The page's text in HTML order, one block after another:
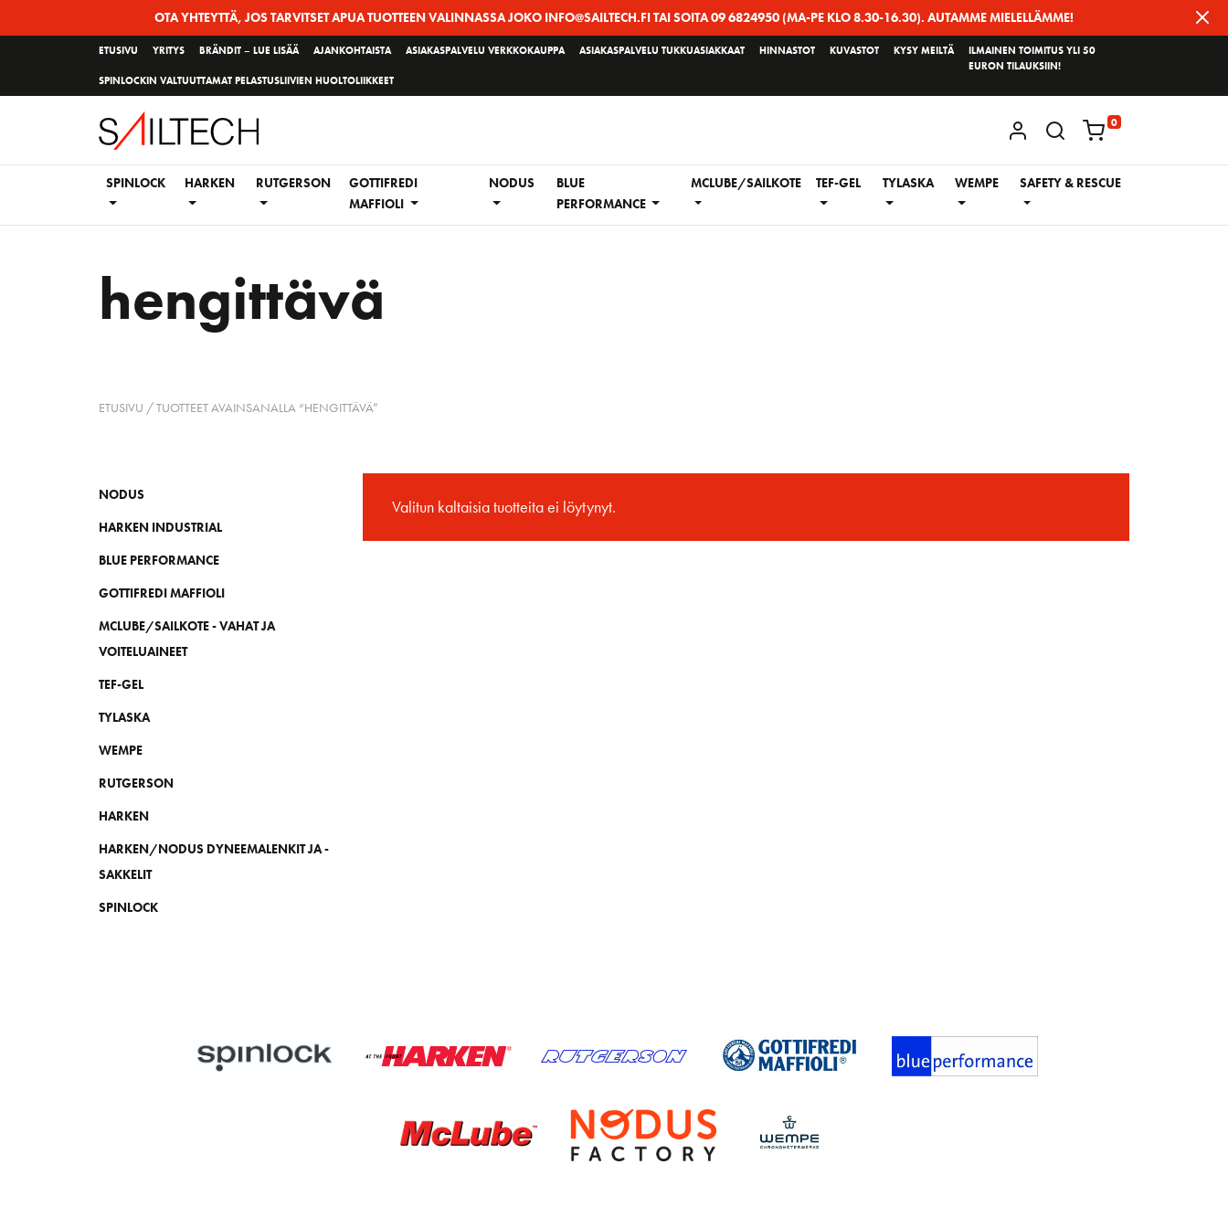
OTA YHTEYTTÄ, JOS TARVITSET APUA TUOTTEEN VALINNASSA JOKO INFO@SAILTECH.FI TAI SOITA 09 6824950 (MA-PE KLO 8.30-16.30). AUTAMME MIELELLÄMME!
ETUSIVU YRITYS BRÄNDIT – LUE LISÄÄ AJANKOHTAISTA ASIAKASPALVELU VERKKOKAUPPA ASIAKASPALVELU TUKKUASIAKKAAT HINNASTOT KUVASTOT KYSY MEILTÄ
SPINLOCKIN VALTUUTTAMAT PELASTUSLIIVIEN HUOLTOLIIKKEET
ILMAINEN TOIMITUS YLI 50
EURON TILAUKSIIN!
KIRJAUDU / REKISTERÖIDY
0
SPINLOCK HARKEN RUTGERSON
GOTTIFREDI
MAFFIOLI
NODUS
BLUE
PERFORMANCE
MCLUBE/SAILKOTE TEF-GEL TYLASKA WEMPE SAFETY & RESCUE
hengittävä
ETUSIVU / TUOTTEET AVAINSANALLA “HENGITTÄVÄ”
NODUS
HARKEN INDUSTRIAL
BLUE PERFORMANCE
GOTTIFREDI MAFFIOLI
MCLUBE/SAILKOTE - VAHAT JA
VOITELUAINEET
TEF-GEL
TYLASKA
WEMPE
RUTGERSON
HARKEN
HARKEN/NODUS DYNEEMALENKIT JA -
SAKKELIT
SPINLOCK
Valitun kaltaisia tuotteita ei löytynyt.